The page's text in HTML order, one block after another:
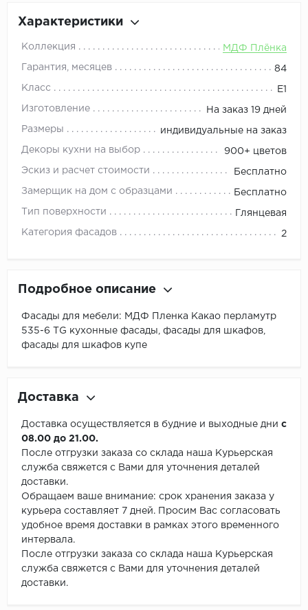
Характеристики
Коллекция МДФ Плёнка
Гарантия, месяцев 84
Класс E1
Изготовление На заказ 19 дней
Размеры индивидуальные на заказ
Декоры кухни на выбор 900+ цветов
Эскиз и расчет стоимости Бесплатно
Замерщик на дом с образцами Бесплатно
Тип поверхности Глянцевая
Категория фасадов 2
Подробное описание
Фасады для мебели: МДФ Пленка Какао перламутр
535-6 ТG кухонные фасады, фасады для шкафов,
фасады для шкафов купе
Доставка
Доставка осуществляется в будние и выходные дни с
08.00 до 21.00.
После отгрузки заказа со склада наша Курьерская
служба свяжется с Вами для уточнения деталей
доставки.
Обращаем ваше внимание: срок хранения заказа у
курьера составляет 7 дней. Просим Вас согласовать
удобное время доставки в рамках этого временного
интервала.
После отгрузки заказа со склада наша Курьерская
служба свяжется с Вами для уточнения деталей
доставки.